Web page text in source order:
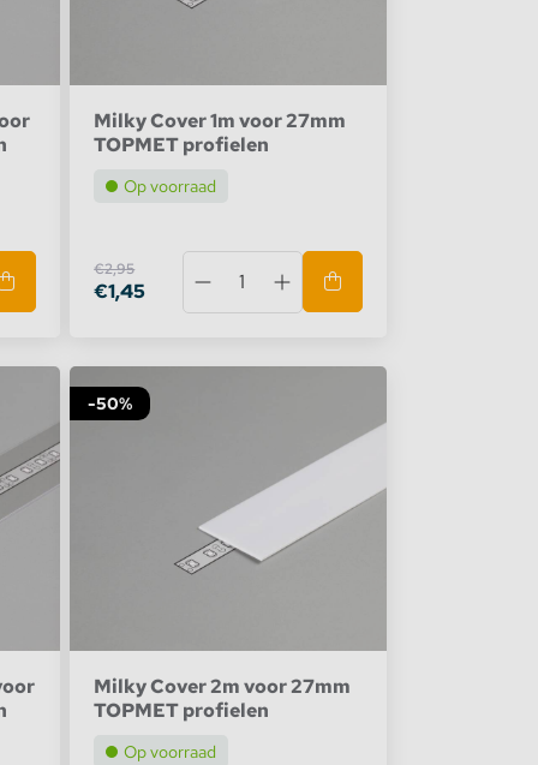
Milky Cover 1m voor 27mm
TOPMET profielen
Op voorraad
€2,95
€1,45
-50%
Milky Cover 2m voor 27mm
TOPMET profielen
Op voorraad